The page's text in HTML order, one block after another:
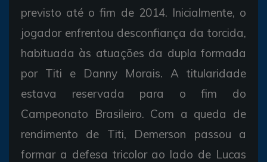
previsto até o fim de 2014. Inicialmente, o
jogador enfrentou desconfiança da torcida,
habituada às atuações da dupla formada
por Titi e Danny Morais. A titularidade
estava reservada para o fim do
Campeonato Brasileiro. Com a queda de
rendimento de Titi, Demerson passou a
formar a defesa tricolor ao lado de Lucas